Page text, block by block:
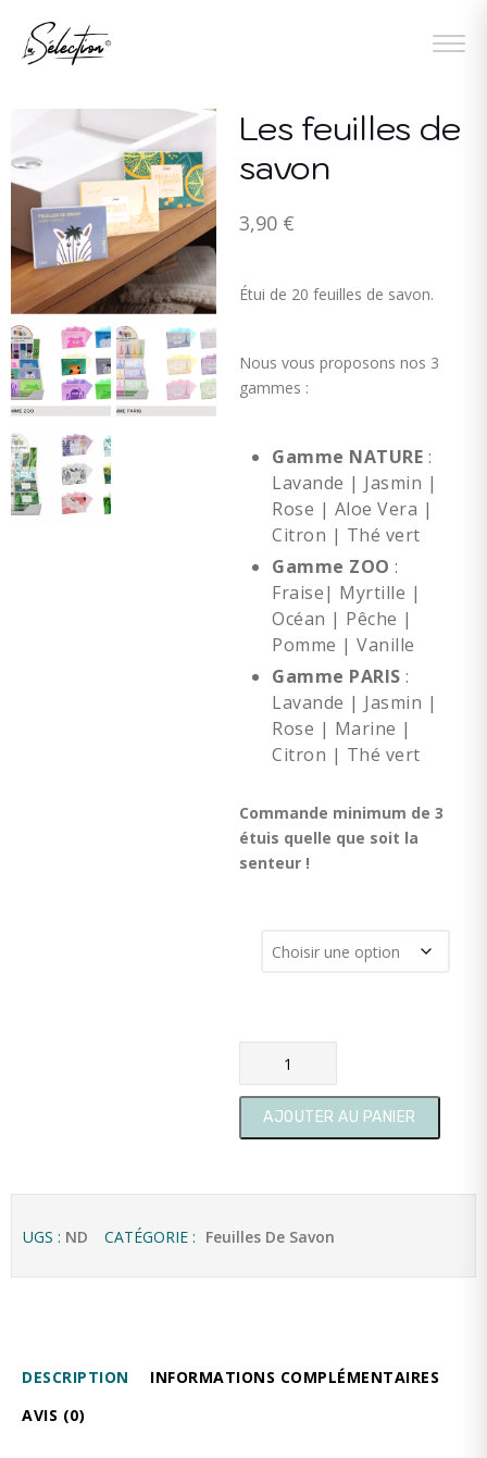
Les feuilles de
savon
3,90 €
Étui de 20 feuilles de savon.
Nous vous proposons nos 3
gammes :
Gamme NATURE :
Lavande | Jasmin |
Rose | Aloe Vera |
Citron | Thé vert
Gamme ZOO :
Fraise| Myrtille |
Océan | Pêche |
Pomme | Vanille
Gamme PARIS :
Lavande | Jasmin |
Rose | Marine |
Citron | Thé vert
Commande minimum de 3
étuis quelle que soit la
senteur !
quantité de Les feuilles de
AJOUTER AU PANIER
UGS : ND CATÉGORIE : Feuilles De Savon
DESCRIPTION
INFORMATIONS COMPLÉMENTAIRES
AVIS (0)